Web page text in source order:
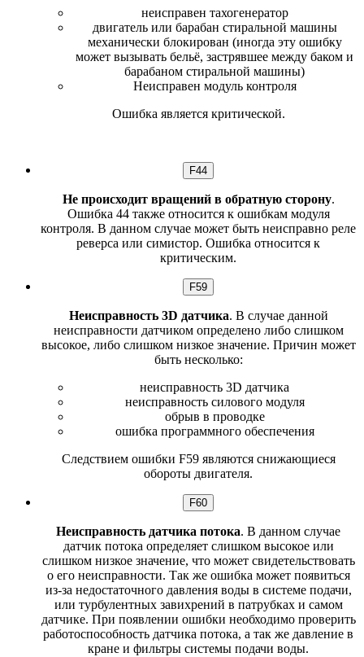
неисправен тахогенератор
двигатель или барабан стиральной машины
механически блокирован (иногда эту ошибку
может вызывать бельё, застрявшее между баком и
барабаном стиральной машины)
Неисправен модуль контроля
Ошибка является критической.
F44
Не происходит вращений в обратную сторону.
Ошибка 44 также относится к ошибкам модуля
контроля. В данном случае может быть неисправно реле
реверса или симистор. Ошибка относится к
критическим.
F59
Неисправность 3D датчика. В случае данной
неисправности датчиком определено либо слишком
высокое, либо слишком низкое значение. Причин может
быть несколько:
неисправность 3D датчика
неисправность силового модуля
обрыв в проводке
ошибка программного обеспечения
Следствием ошибки F59 являются снижающиеся
обороты двигателя.
F60
Неисправность датчика потока. В данном случае
датчик потока определяет слишком высокое или
слишком низкое значение, что может свидетельствовать
о его неисправности. Так же ошибка может появиться
из-за недостаточного давления воды в системе подачи,
или турбулентных завихрений в патрубках и самом
датчике. При появлении ошибки необходимо проверить
работоспособность датчика потока, а так же давление в
кране и фильтры системы подачи воды.